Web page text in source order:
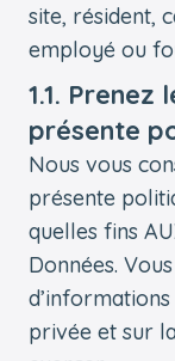
site, résident,
employé ou
1.1.
présente
Nous vous
présente
quelles fins
Données.
privée et sur